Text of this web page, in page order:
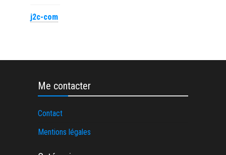
j2c-com
Me contacter
Contact
Mentions légales